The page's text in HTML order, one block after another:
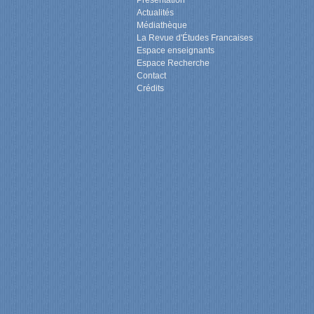
Actualités
Médiathèque
La Revue d'Études Francaises
Espace enseignants
Espace Recherche
Contact
Crédits